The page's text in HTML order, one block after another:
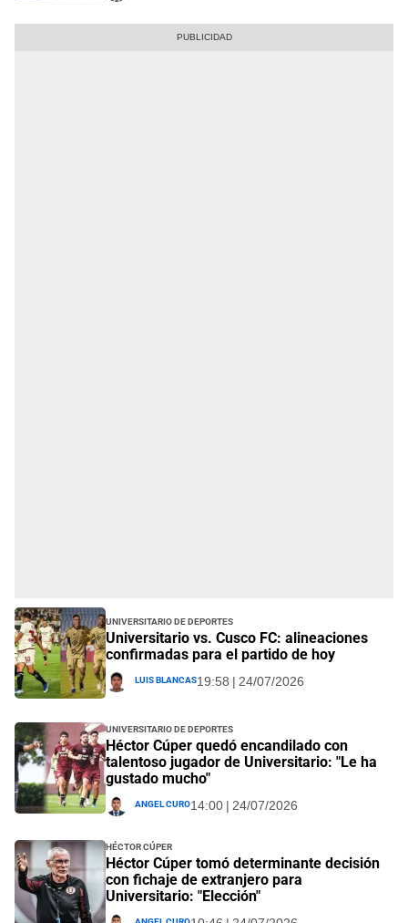
Universitario de Deportes
Universitario vs. Cusco FC: alineaciones
confirmadas para el partido de hoy
Luis Blancas19:58 | 24/07/2026
Universitario de Deportes
Héctor Cúper quedó encandilado con
talentoso jugador de Universitario: "Le ha
gustado mucho"
Angel Curo14:00 | 24/07/2026
Héctor Cúper
Héctor Cúper tomó determinante decisión
con fichaje de extranjero para
Universitario: "Elección"